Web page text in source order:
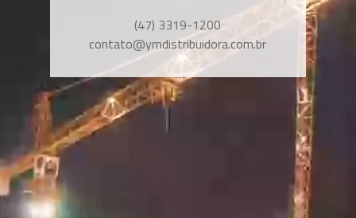
(47) 3319-1200
contato@ymdistribuidora.com.br